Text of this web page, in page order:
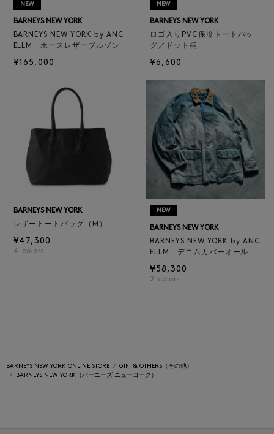
NEW
BARNEYS NEW YORK
BARNEYS NEW YORK by ANC
ELLM ホースレザーブルゾン
¥165,000
NEW
BARNEYS NEW YORK
ロゴ入りPVC保冷トートバッ
グ／ドット柄
¥6,600
BARNEYS NEW YORK
レザートートバッグ（M）
¥47,300
4 colors
NEW
BARNEYS NEW YORK
BARNEYS NEW YORK by ANC
ELLM デニムカバーオール
¥58,300
2 colors
BARNEYS NEW YORK ONLINE STORE
GIFT & OTHERS（その他）
BARNEYS NEW YORK（バーニーズ ニューヨーク）